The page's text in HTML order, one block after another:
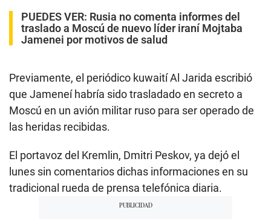
PUEDES VER: Rusia no comenta informes del
traslado a Moscú de nuevo líder iraní Mojtaba
Jamenei por motivos de salud
Previamente, el periódico kuwaití Al Jarida escribió
que Jameneí habría sido trasladado en secreto a
Moscú en un avión militar ruso para ser operado de
las heridas recibidas.
El portavoz del Kremlin, Dmitri Peskov, ya dejó el
lunes sin comentarios dichas informaciones en su
tradicional rueda de prensa telefónica diaria.